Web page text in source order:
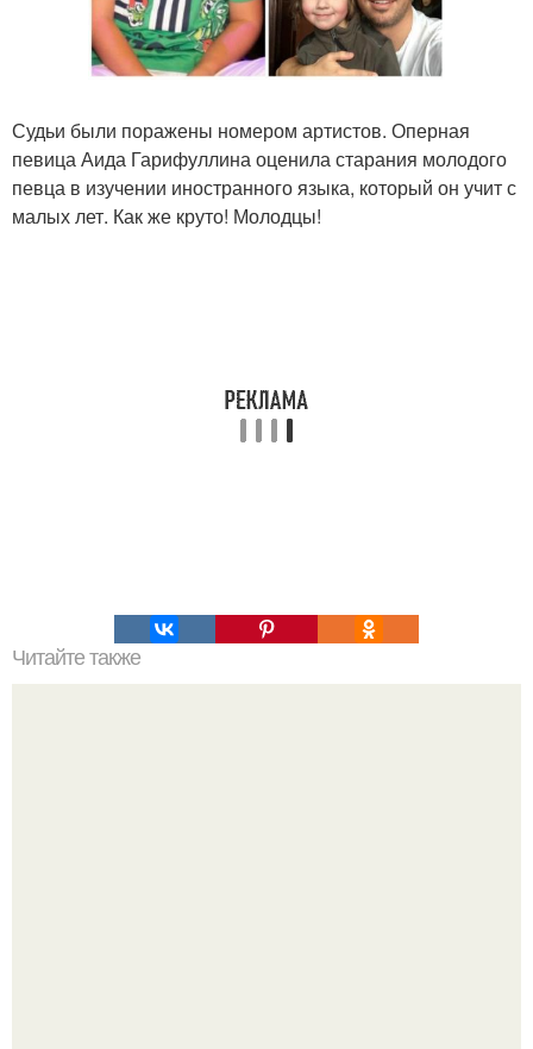
Судьи были поражены номером артистов. Оперная
певица Аида Гарифуллина оценила старания молодого
певца в изучении иностранного языка, который он учит с
малых лет. Как же круто! Молодцы!
Читайте также